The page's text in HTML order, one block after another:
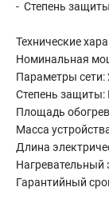
- Степень
Технические
Номинальная
Параметры сети:
Степень защиты:
Площадь
Масса
Длина
Гарантийный